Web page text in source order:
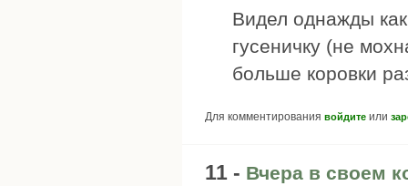
Видел однажды
гусеничку (не
больше коровки
Для комментирования войдите или
11 - Вчера в своем